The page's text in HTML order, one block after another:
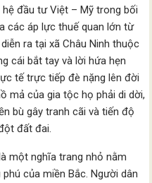
đầu tư Việt – Mỹ trong bối
các áp lực thuế quan lớn từ
ra tại xã Châu Ninh thuộc
cái bắt tay và lời hứa hẹn
tế trực tiếp đè nặng lên đời
mả của gia tộc họ phải di dời,
bù gây tranh cãi và tiến độ
đất đai.
một nghĩa trang nhỏ nằm
của miền Bắc. Người dân